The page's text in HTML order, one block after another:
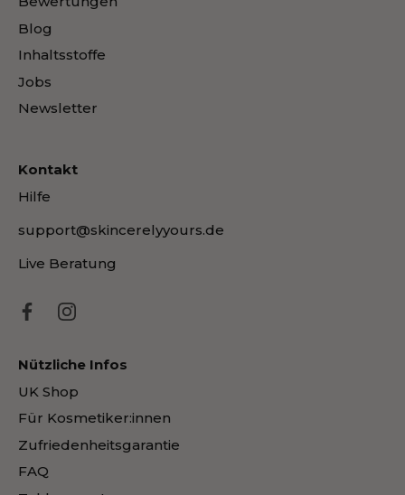
Blog
Inhaltsstoffe
Jobs
Newsletter
Kontakt
Hilfe
support@skincerelyyours.de
Live Beratung
Nützliche Infos
UK Shop
Für Kosmetiker:innen
Zufriedenheitsgarantie
FAQ